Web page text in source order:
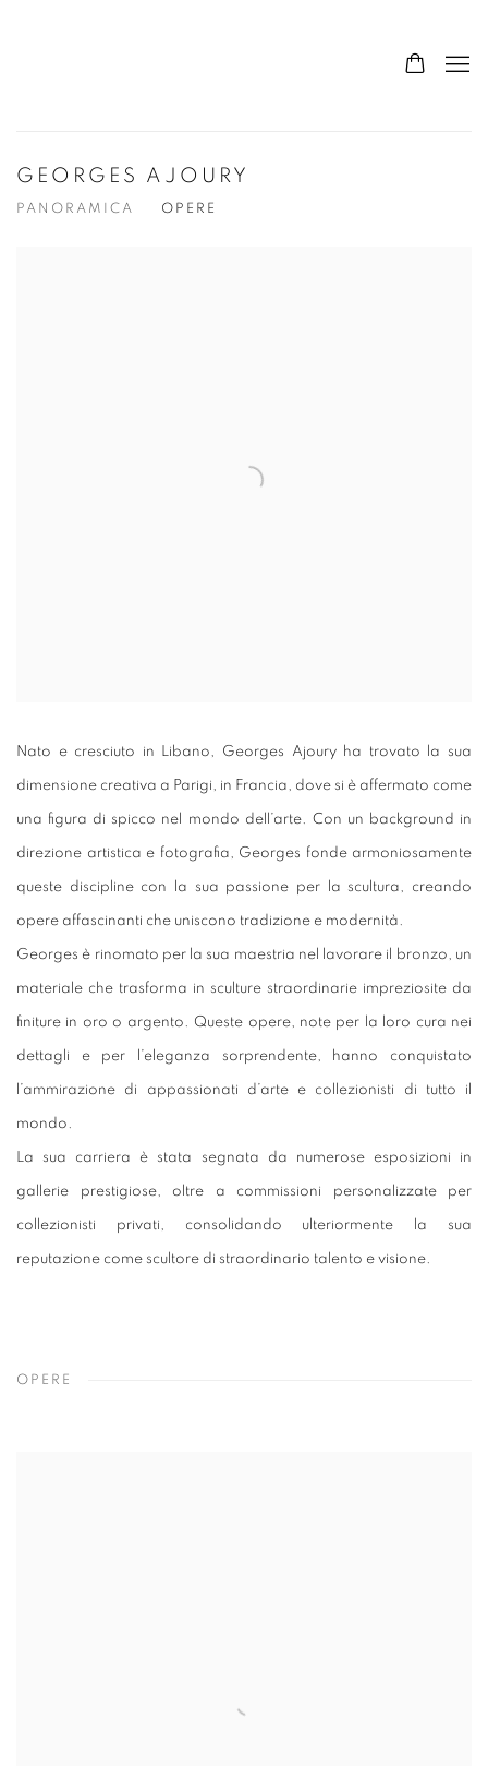
GEORGES AJOURY
PANORAMICA OPERE
Nato e cresciuto in Libano, Georges Ajoury ha trovato la sua
dimensione creativa a Parigi, in Francia, dove si è affermato come
una figura di spicco nel mondo dell’arte. Con un background in
direzione artistica e fotografia, Georges fonde armoniosamente
queste discipline con la sua passione per la scultura, creando
opere affascinanti che uniscono tradizione e modernità.
Georges è rinomato per la sua maestria nel lavorare il bronzo, un
materiale che trasforma in sculture straordinarie impreziosite da
finiture in oro o argento. Queste opere, note per la loro cura nei
dettagli e per l’eleganza sorprendente, hanno conquistato
l’ammirazione di appassionati d’arte e collezionisti di tutto il
mondo.
La sua carriera è stata segnata da numerose esposizioni in
gallerie prestigiose, oltre a commissioni personalizzate per
collezionisti privati, consolidando ulteriormente la sua
reputazione come scultore di straordinario talento e visione.
OPERE